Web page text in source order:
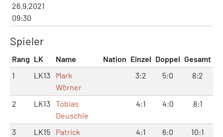
26.9.2021
09:30
Spieler
Rang LK Name Nation Einzel Doppel Gesamt
1
LK13
Mark
Wörner
3:2 5:0 8:2
2 LK13 Tobias
Deuschle
4:1 4:0 8:1
3 LK15
Patrick
4:1 6:0 10:1